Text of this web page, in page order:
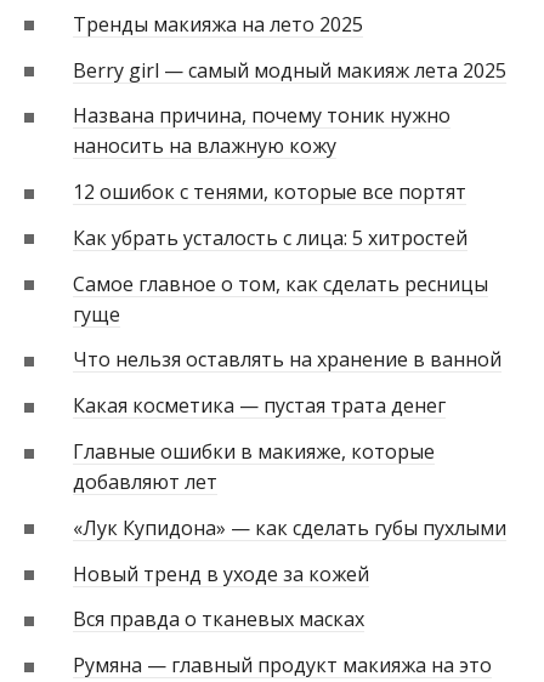
Тренды макияжа на лето 2025
Berry girl — самый модный макияж лета 2025
Названа причина, почему тоник нужно
наносить на влажную кожу
12 ошибок с тенями, которые все портят
Как убрать усталость с лица: 5 хитростей
Самое главное о том, как сделать ресницы
гуще
Что нельзя оставлять на хранение в ванной
Какая косметика — пустая трата денег
Главные ошибки в макияже, которые
добавляют лет
«Лук Купидона» — как сделать губы пухлыми
Новый тренд в уходе за кожей
Вся правда о тканевых масках
Румяна — главный продукт макияжа на это